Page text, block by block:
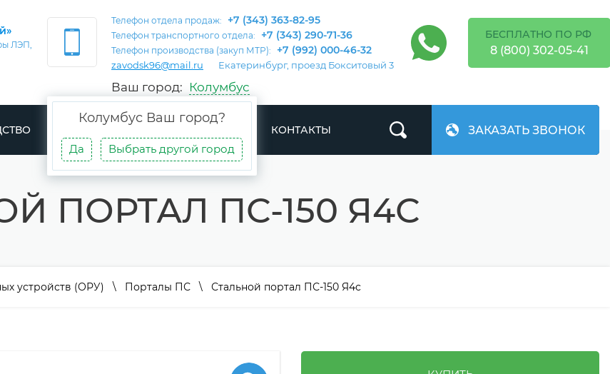
ЛЭП,
Телефон отдела продаж: +7 (343) 363-82-95
Телефон транспортного отдела: +7 (343) 290-71-36
Телефон производства (закуп МТР): +7 (992) 000-46-32
zavodsk96@mail.ru Екатеринбург, проезд Бокситовый 3
Ваш город: Колумбус
Колумбус Ваш город?
Да Выбрать другой город
БЕСПЛАТНО ПО РФ
8 (800) 302-05-41
КОНТАКТЫ ЗАКАЗАТЬ ЗВОНОК
ПОРТАЛ ПС-150 Я4С
устройств (ОРУ) \ Порталы ПС \ Стальной портал ПС-150 Я4с